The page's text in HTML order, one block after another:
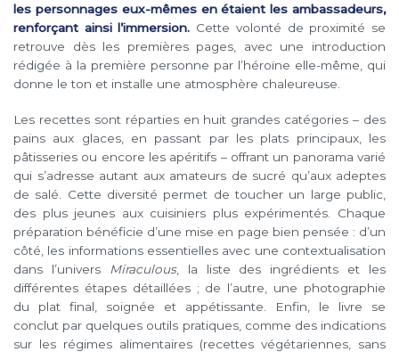
les personnages eux-mêmes en étaient les ambassadeurs,
renforçant ainsi l’immersion. Cette volonté de proximité se
retrouve dès les premières pages, avec une introduction
rédigée à la première personne par l’héroïne elle-même, qui
donne le ton et installe une atmosphère chaleureuse.
Les recettes sont réparties en huit grandes catégories – des
pains aux glaces, en passant par les plats principaux, les
pâtisseries ou encore les apéritifs – offrant un panorama varié
qui s’adresse autant aux amateurs de sucré qu’aux adeptes
de salé. Cette diversité permet de toucher un large public,
des plus jeunes aux cuisiniers plus expérimentés. Chaque
préparation bénéficie d’une mise en page bien pensée : d’un
côté, les informations essentielles avec une contextualisation
dans l’univers
Miraculous, la liste des ingrédients et les
différentes étapes détaillées ; de l’autre, une photographie
du plat final, soignée et appétissante. Enfin, le livre se
conclut par quelques outils pratiques, comme des indications
sur les régimes alimentaires (recettes végétariennes, sans